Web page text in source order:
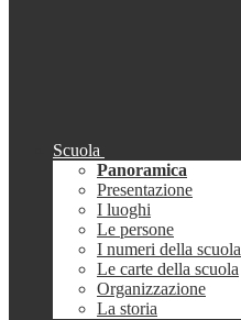
Scuola
Panoramica
Presentazione
I luoghi
Le persone
I numeri della scuola
Le carte della scuola
Organizzazione
La storia